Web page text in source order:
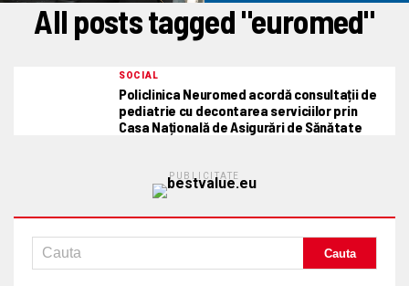
All posts tagged "euromed"
SOCIAL
Policlinica Neuromed acordă consultații de
pediatrie cu decontarea serviciilor prin
Casa Națională de Asigurări de Sănătate
PUBLICITATE